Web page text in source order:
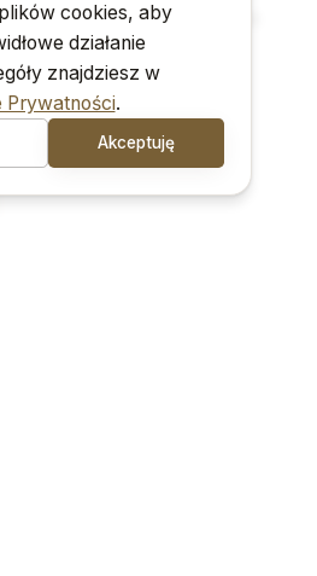
cookies, aby
działanie
znajdziesz w
Prywatności.
Akceptuję
sięgam też po
— jako metodę
nadawania formy